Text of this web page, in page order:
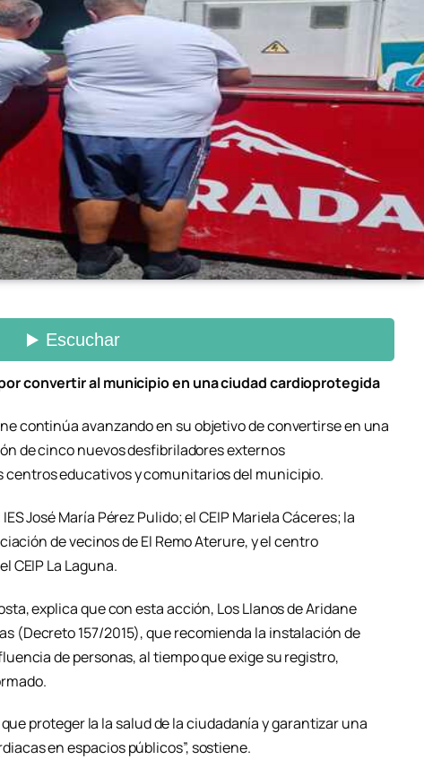
convertir al municipio en una ciudad cardioprotegida
continúa avanzando en su objetivo de convertirse en una
de cinco nuevos desfibriladores externos
educativos y comunitarios del municipio.
José María Pérez Pulido; el CEIP Mariela Cáceres; la
de vecinos de El Remo Aterure, y el centro
CEIP La Laguna.
explica que con esta acción, Los Llanos de Aridane
(Decreto 157/2015), que recomienda la instalación de
de personas, al tiempo que exige su registro,
proteger la la salud de la ciudadanía y garantizar una
en espacios públicos”, sostiene.